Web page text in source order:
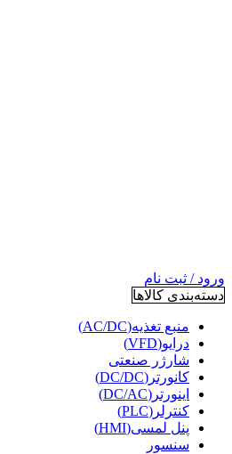
ورود / ثبت نام
دسته‌بندی کالاها
منبع تغذیه(AC/DC)
درایو(VFD)
شارژر صنعتی
کانورتر(DC/DC)
اینورتر(DC/AC)
کنترلر(PLC)
پنل لمسی(HMI)
سنسور